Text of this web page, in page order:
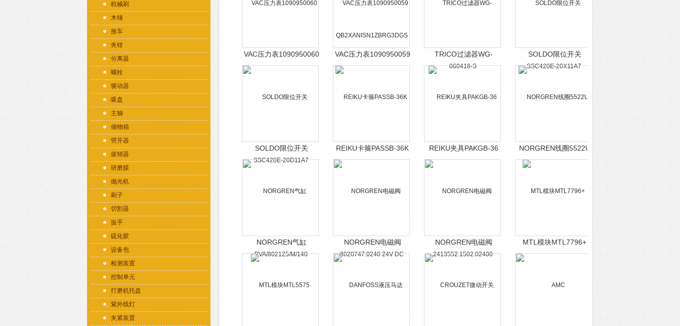
机械刷
木锤
推车
夹钳
分离器
螺栓
驱动器
吸盘
主轴
储物箱
劈开器
拔销器
研磨膜
抛光机
刷子
切割器
扳手
硫化胶
设备包
检测装置
控制单元
打磨机托盘
紫外线灯
夹紧装置
VAC压力表1090950060 VAC压力表1090950059
TRICO过滤器WG-
060418-S
SOLDO限位开关
SSC420E-20X11A7
SOLDO限位开关
SSC420E-20D11A7
REIKU卡箍PASSB-36K REIKU夹具PAKGB-36 NORGREN线圈5522U
NORGREN气缸
PVA/802125/M/140
NORGREN电磁阀
8020747.0240 24V DC
NORGREN电磁阀
2413552.1502.02400
MTL模块MTL7796+